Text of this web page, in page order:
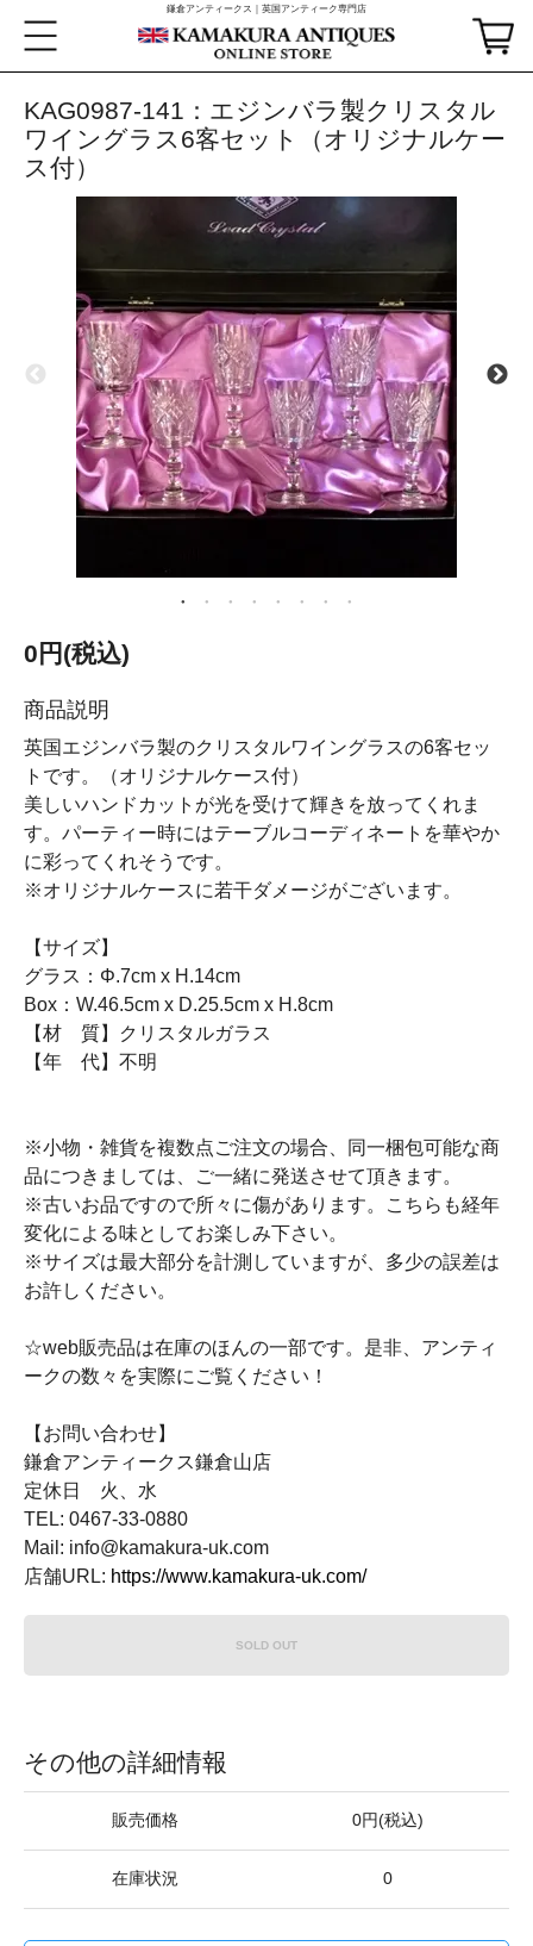
鎌倉アンティークス｜英国アンティーク専門店
KAG0987-141：エジンバラ製クリスタル
ワイングラス6客セット（オリジナルケー
ス付）
0円(税込)
商品説明
英国エジンバラ製のクリスタルワイングラスの6客セッ
トです。（オリジナルケース付）
美しいハンドカットが光を受けて輝きを放ってくれま
す。パーティー時にはテーブルコーディネートを華やか
に彩ってくれそうです。
※オリジナルケースに若干ダメージがございます。
【サイズ】
グラス：Φ.7cm x H.14cm
Box：W.46.5cm x D.25.5cm x H.8cm
【材 質】クリスタルガラス
【年 代】不明
※小物・雑貨を複数点ご注文の場合、同一梱包可能な商
品につきましては、ご一緒に発送させて頂きます。
※古いお品ですので所々に傷があります。こちらも経年
変化による味としてお楽しみ下さい。
※サイズは最大部分を計測していますが、多少の誤差は
お許しください。
☆web販売品は在庫のほんの一部です。是非、アンティ
ークの数々を実際にご覧ください！
【お問い合わせ】
鎌倉アンティークス鎌倉山店
定休日 火、水
TEL: 0467-33-0880
Mail: info@kamakura-uk.com
店舗URL: https://www.kamakura-uk.com/
SOLD OUT
その他の詳細情報
販売価格 0円(税込)
在庫状況 0